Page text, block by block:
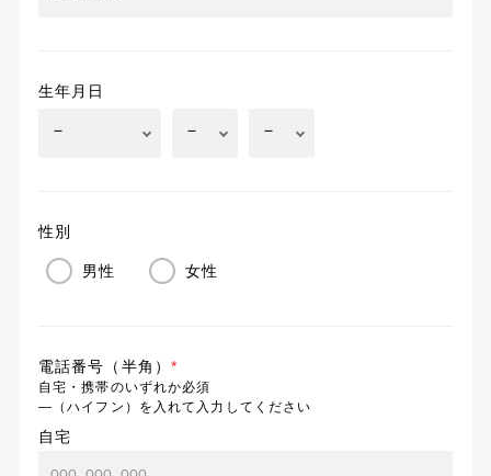
生年月日
性別
男性 女性
電話番号（半角） *
自宅・携帯のいずれか必須
―（ハイフン）を入れて入力してください
自宅